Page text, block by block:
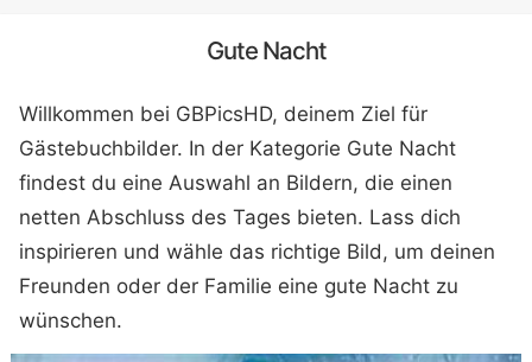
Gute Nacht
Willkommen bei GBPicsHD, deinem Ziel für
Gästebuchbilder. In der Kategorie Gute Nacht
findest du eine Auswahl an Bildern, die einen
netten Abschluss des Tages bieten. Lass dich
inspirieren und wähle das richtige Bild, um deinen
Freunden oder der Familie eine gute Nacht zu
wünschen.